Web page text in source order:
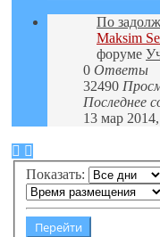
По
Maksim
форуме
0 Ответы
32490
Последнее
13 мар
Показать: